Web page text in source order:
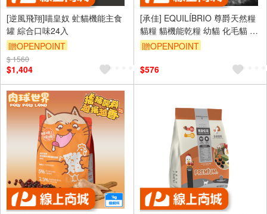
[逆風飛翔]喵皇奴 虻貓機能主食
罐 綜合口味24入
贈OPENPOINT
$ 1560
$1,404
[承佳] EQUILÍBRIO 尊爵天然糧
貓糧 貓機能乾糧 幼貓 化毛貓 挑
嘴貓 特級全齡貓 貓飼料
贈OPENPOINT
$576